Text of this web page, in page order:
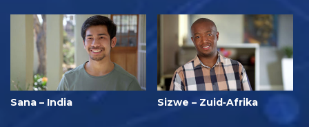
Sana – India Sizwe – Zuid‑Afrika